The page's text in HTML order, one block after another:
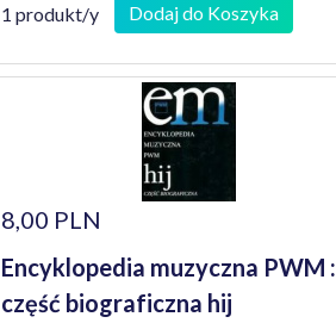
1 produkt/y Dodaj do Koszyka
8,00 PLN
Encyklopedia muzyczna PWM :
część biograficzna hij